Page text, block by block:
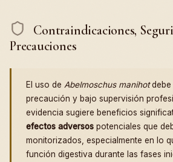
Contraindicaciones,
Precauciones
El uso de Abelmoschus manihotdebe
precaución y bajo supervisión
evidencia sugiere beneficios
efectos adversos potenciales que
monitorizados, especialmente en lo
función digestiva durante las fases